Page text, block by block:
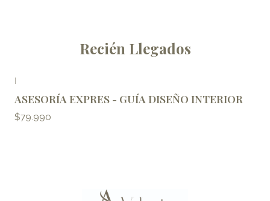
Recién Llegados
ASESORÍA EXPRES - GUÍA DISEÑO INTERIOR
$79.990